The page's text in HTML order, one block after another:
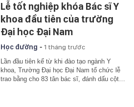
Lễ tốt nghiệp khóa Bác sĩ Y
khoa đầu tiên của trường
Đại học Đại Nam
Học đường - 1 tháng trước
Lần đầu tiên kể từ khi đào tạo ngành Y
khoa, Trường Đại học Đại Nam tổ chức lễ
trao bằng cho 83 tân bác sĩ, đánh dấu cột…